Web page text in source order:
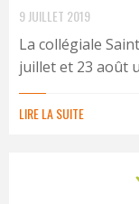
9 JUILLET 2019
La collégiale
juillet et 23 août
LIRE LA SUITE